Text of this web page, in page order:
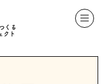
くる
クト